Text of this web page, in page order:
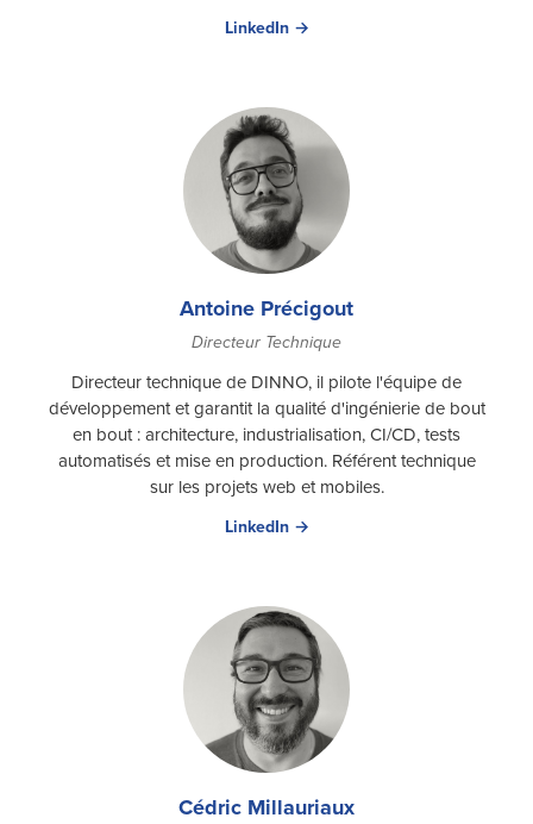
LinkedIn →
Antoine Précigout
Directeur Technique
Directeur technique de DINNO, il pilote l'équipe de
développement et garantit la qualité d'ingénierie de bout
en bout : architecture, industrialisation, CI/CD, tests
automatisés et mise en production. Référent technique
sur les projets web et mobiles.
LinkedIn →
Cédric Millauriaux